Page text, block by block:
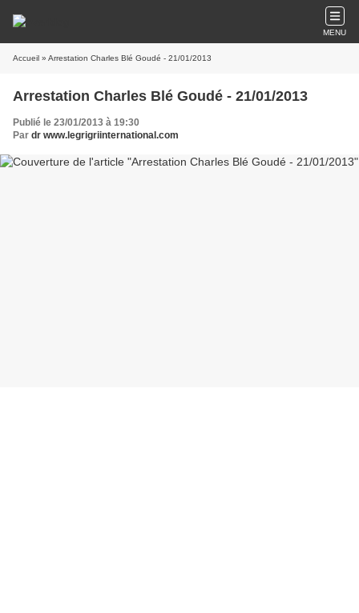
MENU
Accueil » Arrestation Charles Blé Goudé - 21/01/2013
Arrestation Charles Blé Goudé - 21/01/2013
Publié le 23/01/2013 à 19:30
Par dr www.legrigriinternational.com